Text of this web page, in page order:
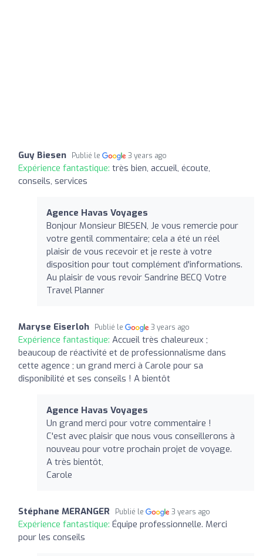
Guy Biesen Publié le 3 years ago
Expérience fantastique: très bien, accueil, écoute,
conseils, services
Agence Havas Voyages
Bonjour Monsieur BIESEN, Je vous remercie pour
votre gentil commentaire; cela a été un réel
plaisir de vous recevoir et je reste à votre
disposition pour tout complément d'informations.
Au plaisir de vous revoir Sandrine BECQ Votre
Travel Planner
Maryse Eiserloh Publié le 3 years ago
Expérience fantastique: Accueil très chaleureux ;
beaucoup de réactivité et de professionnalisme dans
cette agence ; un grand merci à Carole pour sa
disponibilité et ses conseils ! A bientôt
Agence Havas Voyages
Un grand merci pour votre commentaire !
C'est avec plaisir que nous vous conseillerons à
nouveau pour votre prochain projet de voyage.
A très bientôt,
Carole
Stéphane MERANGER Publié le 3 years ago
Expérience fantastique: Équipe professionnelle. Merci
pour les conseils